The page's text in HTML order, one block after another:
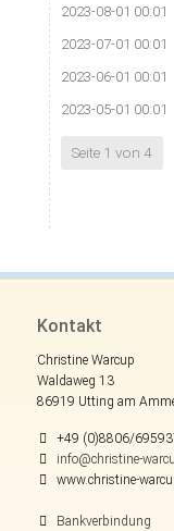
2023-08-01 00:01
2023-07-01 00:01
2023-06-01 00:01
2023-05-01 00:01
Seite 1 von 4
Kontakt
Christine Warcup
Waldaweg 13
86919 Utting am
+49 (0)8806/
info@christine-
www.christine-
Bankverbindung